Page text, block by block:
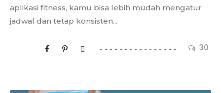
30
aplikasi fitness, kamu bisa lebih mudah mengatur
jadwal dan tetap konsisten...